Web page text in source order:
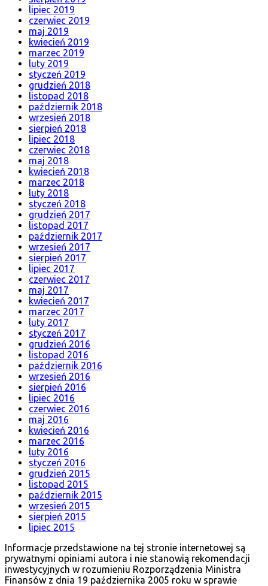
lipiec 2019
czerwiec 2019
maj 2019
kwiecień 2019
marzec 2019
luty 2019
styczeń 2019
grudzień 2018
listopad 2018
październik 2018
wrzesień 2018
sierpień 2018
lipiec 2018
czerwiec 2018
maj 2018
kwiecień 2018
marzec 2018
luty 2018
styczeń 2018
grudzień 2017
listopad 2017
październik 2017
wrzesień 2017
sierpień 2017
lipiec 2017
czerwiec 2017
maj 2017
kwiecień 2017
marzec 2017
luty 2017
styczeń 2017
grudzień 2016
listopad 2016
październik 2016
wrzesień 2016
sierpień 2016
lipiec 2016
czerwiec 2016
maj 2016
kwiecień 2016
marzec 2016
luty 2016
styczeń 2016
grudzień 2015
listopad 2015
październik 2015
wrzesień 2015
sierpień 2015
lipiec 2015
Informacje przedstawione na tej stronie internetowej są
prywatnymi opiniami autora i nie stanowią rekomendacji
inwestycyjnych w rozumieniu Rozporządzenia Ministra
Finansów z dnia 19 października 2005 roku w sprawie